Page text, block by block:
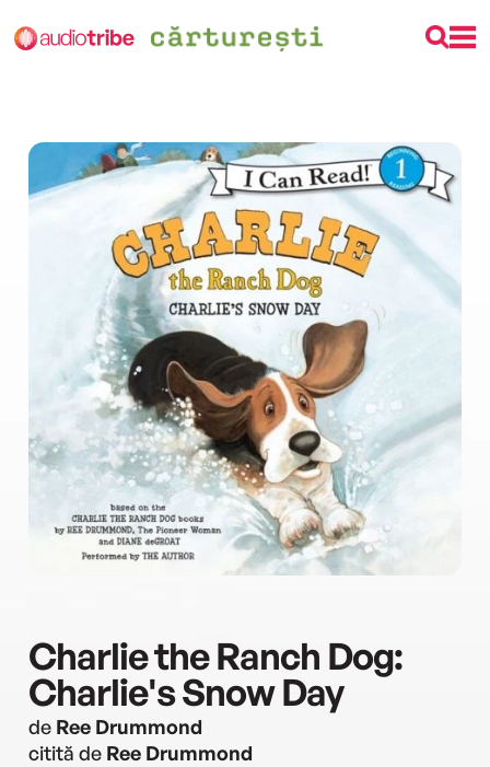
Charlie the Ranch Dog:
Charlie's Snow Day
de Ree Drummond
citită de Ree Drummond